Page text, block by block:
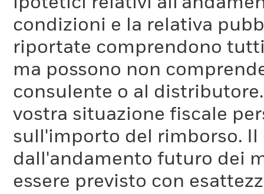
condizioni e la relativa
riportate comprendono
ma possono non
consulente o al
vostra situazione fiscale
sull'importo del rimborso.
dall'andamento futuro dei
essere previsto con